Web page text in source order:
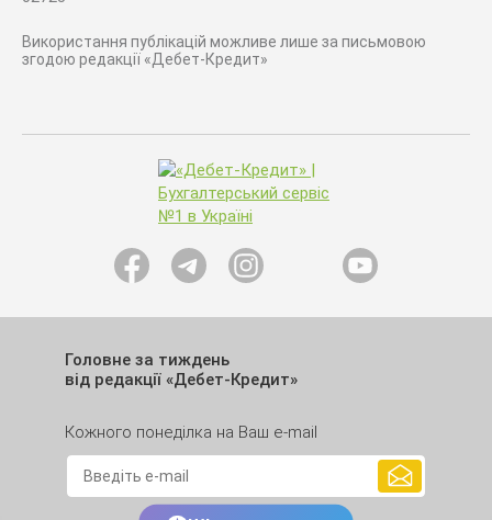
Використання публікацій можливе лише за письмовою
згодою редакції «Дебет-Кредит»
Головне за тиждень
від редакції «Дебет-Кредит»
Кожного понеділка на Ваш e-mail